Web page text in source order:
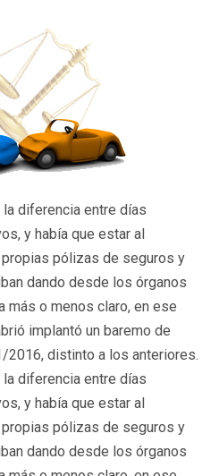
diferencia entre días
y había que estar al
pólizas de seguros y
dando desde los órganos
más o menos claro, en ese
implantó un baremo de
distinto a los anteriores.
diferencia entre días
y había que estar al
pólizas de seguros y
dando desde los órganos